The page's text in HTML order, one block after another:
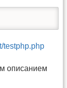
testphp.php
описанием